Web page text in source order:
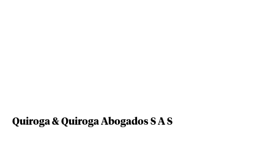
Quiroga & Quiroga Abogados S A S